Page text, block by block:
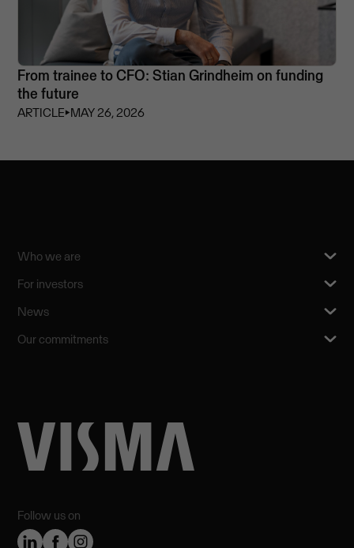
From trainee to CFO: Stian Grindheim on funding
the future
ARTICLE⏵MAY 26, 2026
Follow us on
Who we are
For investors
News
Our commitments